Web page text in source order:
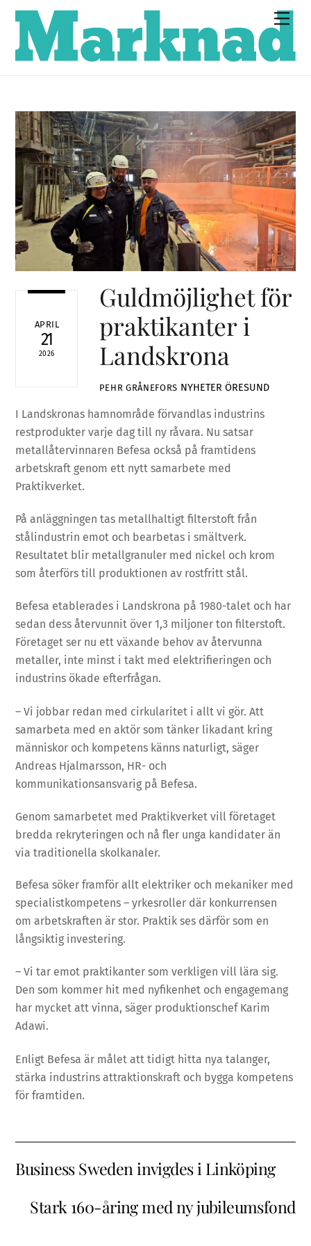
Skip
content
APRIL
21
2026
Guldmöjlighet för
praktikanter i
Landskrona
PEHR GRÅNEFORS NYHETER ÖRESUND
I Landskronas hamnområde förvandlas industrins
restprodukter varje dag till ny råvara. Nu satsar
metallåtervinnaren Befesa också på framtidens
arbetskraft genom ett nytt samarbete med
Praktikverket.
På anläggningen tas metallhaltigt filterstoft från
stålindustrin emot och bearbetas i smältverk.
Resultatet blir metallgranuler med nickel och krom
som återförs till produktionen av rostfritt stål.
Befesa etablerades i Landskrona på 1980-talet och har
sedan dess återvunnit över 1,3 miljoner ton filterstoft.
Företaget ser nu ett växande behov av återvunna
metaller, inte minst i takt med elektrifieringen och
industrins ökade efterfrågan.
– Vi jobbar redan med cirkularitet i allt vi gör. Att
samarbeta med en aktör som tänker likadant kring
människor och kompetens känns naturligt, säger
Andreas Hjalmarsson, HR- och
kommunikationsansvarig på Befesa.
Genom samarbetet med Praktikverket vill företaget
bredda rekryteringen och nå fler unga kandidater än
via traditionella skolkanaler.
Befesa söker framför allt elektriker och mekaniker med
specialistkompetens – yrkesroller där konkurrensen
om arbetskraften är stor. Praktik ses därför som en
långsiktig investering.
– Vi tar emot praktikanter som verkligen vill lära sig.
Den som kommer hit med nyfikenhet och engagemang
har mycket att vinna, säger produktionschef Karim
Adawi.
Enligt Befesa är målet att tidigt hitta nya talanger,
stärka industrins attraktionskraft och bygga kompetens
för framtiden.
Business Sweden invigdes i Linköping
Stark 160-åring med ny jubileumsfond